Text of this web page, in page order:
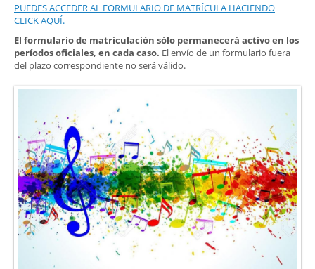
PUEDES ACCEDER AL FORMULARIO DE MATRÍCULA HACIENDO
CLICK AQUÍ.
El formulario de matriculación sólo permanecerá activo en los
períodos oficiales, en cada caso. El envío de un formulario fuera
del plazo correspondiente no será válido.